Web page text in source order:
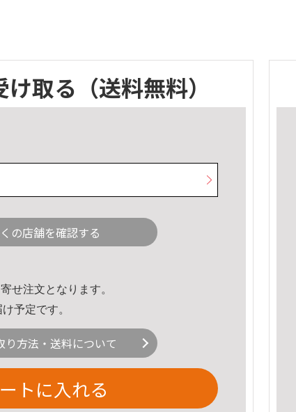
け取る （送料無料）
の店舗を確認する
せ注文となります。
予定です。
り方法・送料について
トに入れる